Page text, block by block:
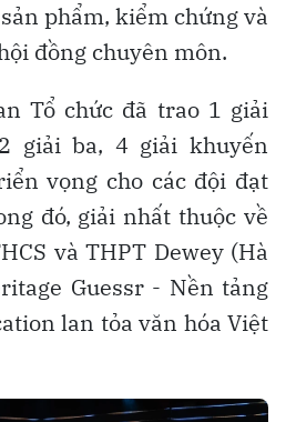
phẩm, kiểm chứng và
đồng chuyên môn.
Tổ chức đã trao 1 giải
giải ba, 4 giải khuyến
vọng cho các đội đạt
đó, giải nhất thuộc về
và THPT Dewey (Hà
Guessr - Nền tảng
lan tỏa văn hóa Việt